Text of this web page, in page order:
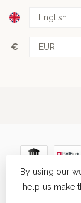
€
By using our
help us make